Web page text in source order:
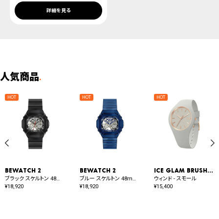
詳細を見る
人気商品.
BEWATCH 2
ブラック スケルトン 48mm オート
¥18,920
BEWATCH 2
ブルー スケルトン 48mm オート
¥18,920
ICE glam brushed
ウィンド - スモール
¥15,400